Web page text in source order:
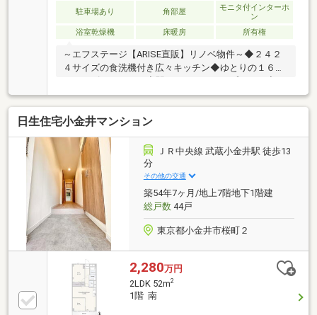
ッチン・ユニットバス・洗面台・トイレ新規交換詳し
くは株式会社西武開発・ひばりヶ丘店【０１２０－９
４８－２５７】
駐車場あり 角部屋
モニタ付インターホ
ン
浴室乾燥機
床暖房 所有権
～エフステージ【ARISE直販】リノベ物件～◆２４２
４サイズの食洗機付き広々キッチン◆ゆとりの１６２
ット飼育可【リノベーション内容】◎キッチン、浴
室、洗面、トイレ交換◎フローリング、クロス、建
具、照明交換 等【月々ローン支払い例】頭金０円の場
合、月々１９.９万円台借入金額６７９８万円、借入期
間３５年、金利1.225％都市銀行ほか金融機関多数取り
扱い有り！諸費用詳細や支払いシミュレーションは弊
社HP『MYSTAGE～マイステージ～』を検索
♪▽「ARISE～アライズ～」をもっと知りたい方は下記
関連リンクから▽
日生住宅小金井マンション
ＪＲ中央線 武蔵小金井駅 徒歩13
分
その他の交通
築54年7ヶ月/地上7階地下1階建
総戸数44戸
東京都小金井市桜町２
2,280万円
2LDK 52m2
1階 南